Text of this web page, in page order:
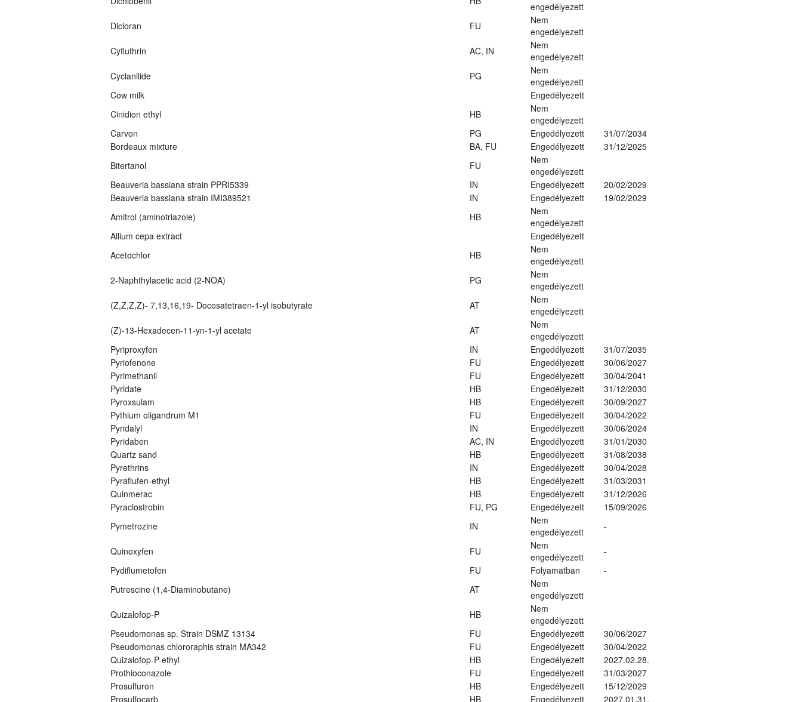
engedélyezett
Dicloran
FU
Nem
engedélyezett
Cyfluthrin
AC, IN
Nem
engedélyezett
Cyclanilide
PG
Nem
engedélyezett
Cow milk
Engedélyezett
Cinidion ethyl
HB
Nem
engedélyezett
Carvon
PG Engedélyezett
31/07/2034
Bordeaux mixture
BA, FU Engedélyezett
31/12/2025
Bitertanol
FU
Nem
engedélyezett
Beauveria bassiana strain PPRI5339
IN Engedélyezett
20/02/2029
Beauveria bassiana strain IMI389521
IN Engedélyezett
19/02/2029
Amitrol (aminotriazole)
HB
Nem
engedélyezett
Allium cepa extract
Engedélyezett
Acetochlor
HB
Nem
engedélyezett
2-Naphthylacetic acid (2-NOA)
PG
Nem
engedélyezett
(Z,Z,Z,Z)- 7,13,16,19- Docosatetraen-1-yl isobutyrate
AT
Nem
engedélyezett
(Z)-13-Hexadecen-11-yn-1-yl acetate
AT
Nem
engedélyezett
Pyriproxyfen
IN Engedélyezett
31/07/2035
Pyriofenone
FU Engedélyezett
30/06/2027
Pyrimethanil
FU Engedélyezett
30/04/2041
Pyridate
HB Engedélyezett
31/12/2030
Pyroxsulam
HB Engedélyezett
30/09/2027
Pythium oligandrum M1
FU Engedélyezett
30/04/2022
Pyridalyl
IN Engedélyezett
30/06/2024
Pyridaben
AC, IN Engedélyezett
31/01/2030
Quartz sand
HB Engedélyezett
31/08/2038
Pyrethrins
IN Engedélyezett
30/04/2028
Pyraflufen-ethyl
HB Engedélyezett
31/03/2031
Quinmerac
HB Engedélyezett
31/12/2026
Pyraclostrobin
FU, PG Engedélyezett
15/09/2026
Pymetrozine
IN
Nem
engedélyezett
-
Quinoxyfen FU
Nem
engedélyezett
-
Pydiflumetofen
FU Folyamatban
-
Putrescine (1,4-Diaminobutane)
AT
Nem
engedélyezett
Quizalofop-P
HB
Nem
engedélyezett
Pseudomonas sp. Strain DSMZ 13134
FU Engedélyezett
30/06/2027
Pseudomonas chlororaphis strain MA342
FU Engedélyezett
30/04/2022
Quizalofop-P-ethyl
HB Engedélyezett
2027.02.28.
Prothioconazole
FU Engedélyezett
31/03/2027
Prosulfuron
HB Engedélyezett
15/12/2029
Prosulfocarb
HB Engedélyezett 2027.01.31.